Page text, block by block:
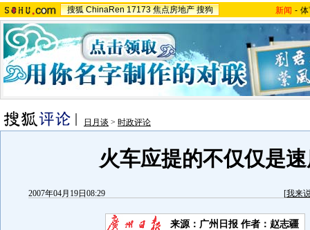
搜狐 ChinaRen 17173 焦点房地产 搜狗 新闻 -
日月谈 > 时政评论
火车应提的不仅仅是
2007年04月19日08:29 [我来
来源：广州日报 作者：赵志疆